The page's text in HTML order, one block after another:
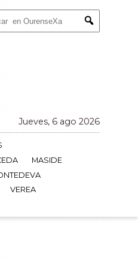
Submit
Jueves, 6 ago 2026
MASIDE
VEREA